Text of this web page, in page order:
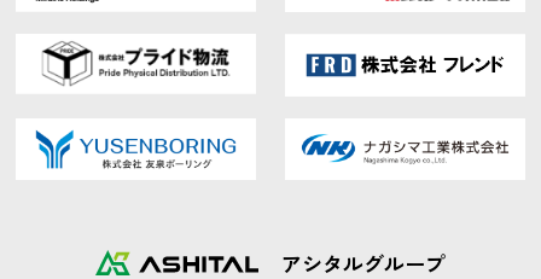
アシタルグループ